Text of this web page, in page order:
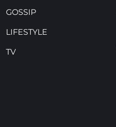
GOSSIP
LIFESTYLE
TV